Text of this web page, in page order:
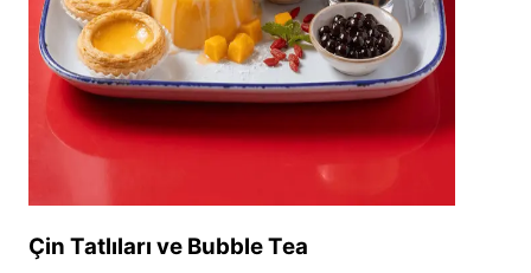
Çin Tatlıları ve Bubble Tea